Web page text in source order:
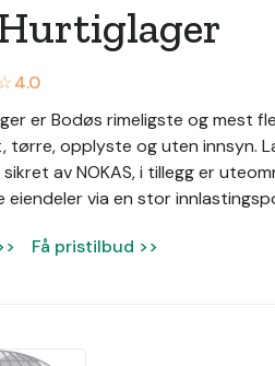
4.0
er Bodøs rimeligste og mest
tørre, opplyste og uten innsyn.
av NOKAS, i tillegg er
eiendeler via en stor
Få pristilbud >>